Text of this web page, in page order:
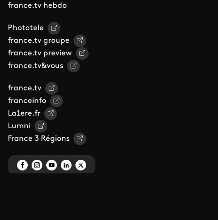
france.tv hebdo
Phototele
france.tv groupe
france.tv preview
france.tv&vous
france.tv
franceinfo
La1ere.fr
Lumni
France 3 Régions